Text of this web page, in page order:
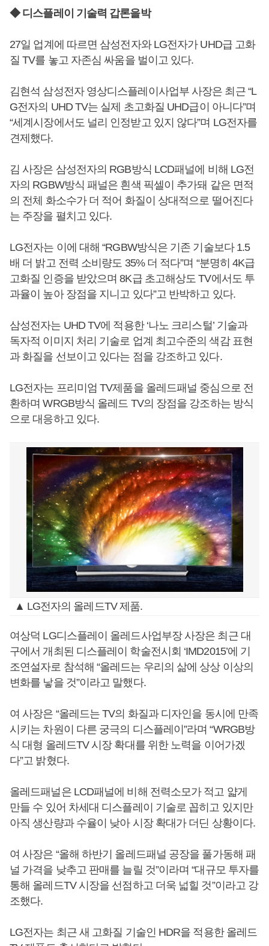
◆ 디스플레이 기술력 갑론을박
27일 업계에 따르면 삼성전자와 LG전자가 UHD급 고화
질 TV를 놓고 자존심 싸움을 벌이고 있다.
김현석 삼성전자 영상디스플레이사업부 사장은 최근 “L
G전자의 UHD TV는 실제 초고화질 UHD급이 아니다”며
“세계시장에서도 널리 인정받고 있지 않다”며 LG전자를
견제했다.
김 사장은 삼성전자의 RGB방식 LCD패널에 비해 LG전
자의 RGBW방식 패널은 흰색 픽셀이 추가돼 같은 면적
의 전체 화소수가 더 적어 화질이 상대적으로 떨어진다
는 주장을 펼치고 있다.
LG전자는 이에 대해 “RGBW방식은 기존 기술보다 1.5
배 더 밝고 전력 소비량도 35% 더 적다”며 “분명히 4K급
고화질 인증을 받았으며 8K급 초고해상도 TV에서도 투
과율이 높아 장점을 지니고 있다”고 반박하고 있다.
삼성전자는 UHD TV에 적용한 ‘나노 크리스털’ 기술과
독자적 이미지 처리 기술로 업계 최고수준의 색감 표현
과 화질을 선보이고 있다는 점을 강조하고 있다.
LG전자는 프리미엄 TV제품을 올레드패널 중심으로 전
환하며 WRGB방식 올레드 TV의 장점을 강조하는 방식
으로 대응하고 있다.
▲ LG전자의 올레드TV 제품.
여상덕 LG디스플레이 올레드사업부장 사장은 최근 대
구에서 개최된 디스플레이 학술전시회 ‘IMD2015’에 기
조연설자로 참석해 “올레드는 우리의 삶에 상상 이상의
변화를 낳을 것”이라고 말했다.
여 사장은 “올레드는 TV의 화질과 디자인을 동시에 만족
시키는 차원이 다른 궁극의 디스플레이”라며 “WRGB방
식 대형 올레드TV 시장 확대를 위한 노력을 이어가겠
다”고 밝혔다.
올레드패널은 LCD패널에 비해 전력소모가 적고 얇게
만들 수 있어 차세대 디스플레이 기술로 꼽히고 있지만
아직 생산량과 수율이 낮아 시장 확대가 더딘 상황이다.
여 사장은 “올해 하반기 올레드패널 공장을 풀가동해 패
널 가격을 낮추고 판매를 늘릴 것”이라며 “대규모 투자를
통해 올레드TV 시장을 선점하고 더욱 넓힐 것”이라고 강
조했다.
LG전자는 최근 새 고화질 기술인 HDR을 적용한 올레드